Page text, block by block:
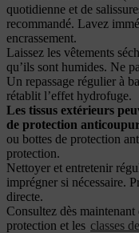
quotidienne et de
recommandé. Lavez
encrassement.
Laissez les vêtements
qu’ils sont humides. Ne
Un repassage régulier à
rétablit l’effet hydrofuge.
Les tissus extérieurs
de protection
ou bottes de protection
protection.
Nettoyer et entretenir
imprégner si nécessaire.
directe.
Consultez dès maintenant
protection et les classes